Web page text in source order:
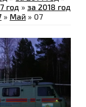
год » за 2018 год
» Май » 07